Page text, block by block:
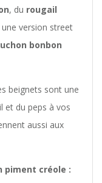
, du rougail
version street
bonbon
beignets sont une
et du peps à vos
aussi aux
piment créole :